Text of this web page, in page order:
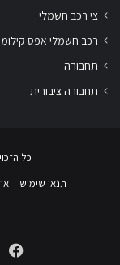
צי רכב חשמלי
רכב חשמלי אפס
תחבורה
תחבורה ציבורית
כל
תנאי שימוש